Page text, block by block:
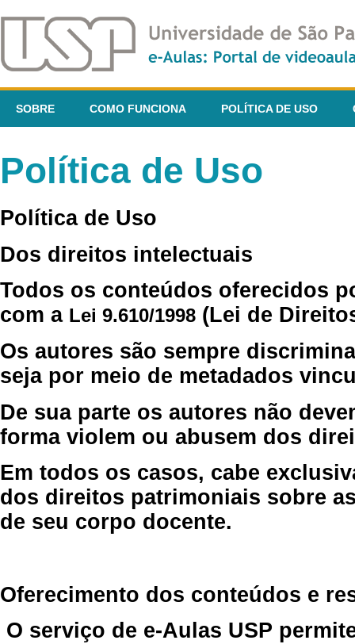
SOBRE COMO FUNCIONA POLÍTICA DE USO
Política de Uso
Política de Uso
Dos direitos intelectuais
Todos os conteúdos oferecidos
com a Lei 9.610/1998 (Lei de
Os autores são sempre
seja por meio de metadados
De sua parte os autores não
forma violem ou abusem dos
Em todos os casos, cabe
dos direitos patrimoniais sobre
de seu corpo docente.
Oferecimento dos conteúdos e
O serviço de e-Aulas USP